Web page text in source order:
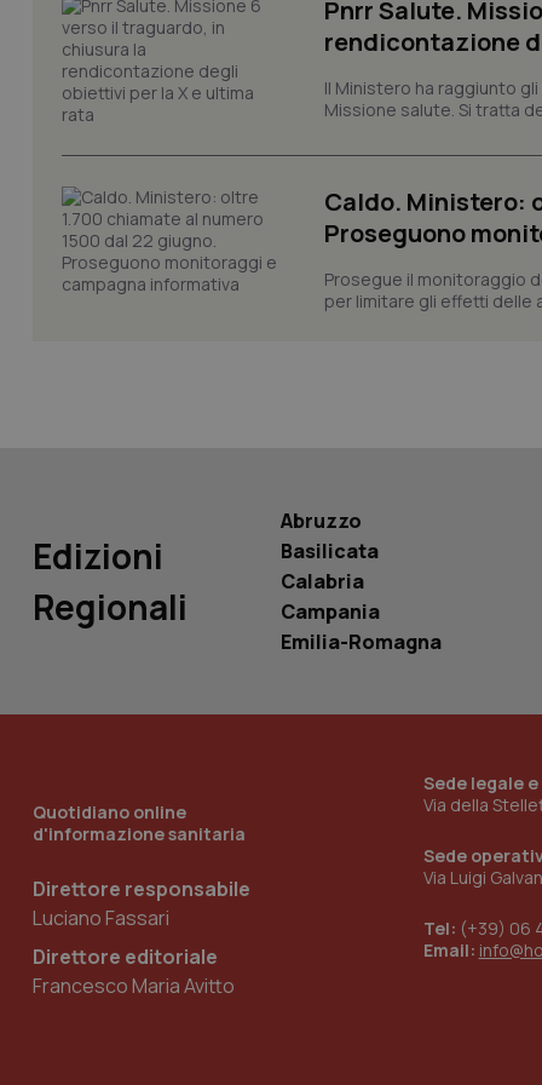
Pnrr Salute.
rendicontazione
Il Ministero ha raggiunto
Missione salute. Si tratta
Caldo. Ministero:
Proseguono
Prosegue il monitoraggio
per limitare gli effetti delle
Edizioni
Regionali
Abruzzo
Basilicata
Calabria
Campania
Emilia-Romagna
Quotidiano online
d'informazione sanitaria
Direttore responsabile
Luciano Fassari
Direttore editoriale
Francesco Maria Avitto
Sede legale
Via della
Sede
Via Luigi
Tel: (+39) 06
Email:
CookieScriptConsent
tracking-enable
_ga_KM60CM4NPH
_ga_0VMQEQKQ1N
__Secure-YNID